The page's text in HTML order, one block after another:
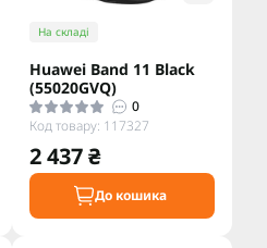
На складі
Huawei Band 11 Black
(55020GVQ)
0
Код товару: 117327
2 437 ₴
До кошика